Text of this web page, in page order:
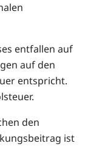
entfallen auf
auf den
entspricht.
den
ist